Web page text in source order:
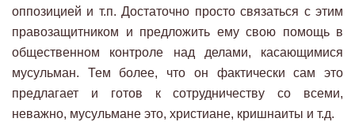
оппозицией и т.п. Достаточно просто связаться с этим
правозащитником и предложить ему свою помощь в
общественном контроле над делами, касающимися
мусульман. Тем более, что он фактически сам это
предлагает и готов к сотрудничеству со всеми,
неважно, мусульмане это, христиане, кришнаиты и т.д.